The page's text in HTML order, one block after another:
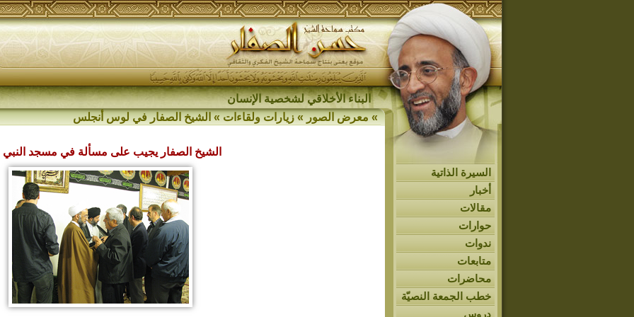
البناء الأخلاقي لشخصية الإنسان
السيرة الذاتية
أخبار
مقالات
حوارات
ندوات
متابعات
محاضرات
خطب الجمعة النصيّة
دروس
»معرض الصور»زيارات ولقاءات»الشيخ الصفار في لوس أنجلس
الشيخ الصفار يجيب على مسألة في مسجد